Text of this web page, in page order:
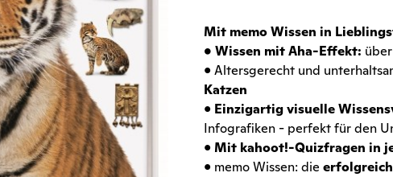
Mit memo Wissen in
• Wissen mit Aha-Effekt:
• Altersgerecht und
Katzen
• Einzigartig visuelle
Infografiken - perfekt für den
• Mit kahoot!-Quizfragen in
• memo Wissen: die